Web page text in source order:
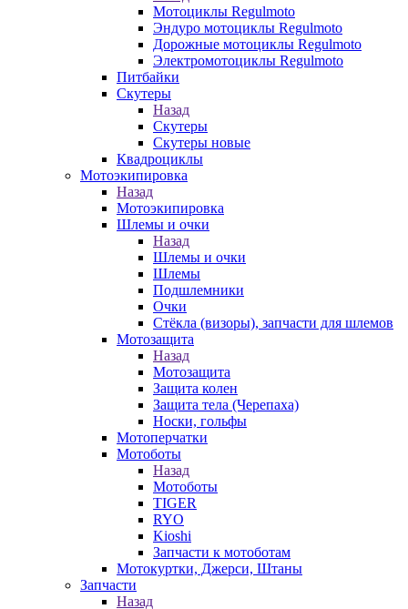
Мотоциклы Regulmoto
Эндуро мотоциклы Regulmoto
Дорожные мотоциклы Regulmoto
Электромотоциклы Regulmoto
Питбайки
Скутеры
Назад
Скутеры
Скутеры новые
Квадроциклы
Мотоэкипировка
Назад
Мотоэкипировка
Шлемы и очки
Назад
Шлемы и очки
Шлемы
Подшлемники
Очки
Стёкла (визоры), запчасти для шлемов
Мотозащита
Назад
Мотозащита
Защита колен
Защита тела (Черепаха)
Носки, гольфы
Мотоперчатки
Мотоботы
Назад
Мотоботы
TIGER
RYO
Kioshi
Запчасти к мотоботам
Мотокуртки, Джерси, Штаны
Запчасти
Назад